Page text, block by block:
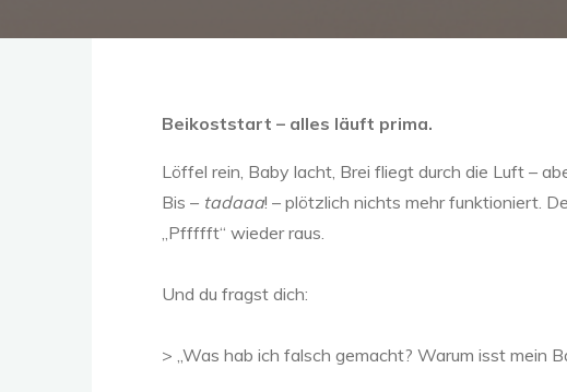
Beikoststart – alles läuft prima.
Löffel rein, Baby lacht, Brei fliegt durch die Luft –
Bis – tadaaa! – plötzlich nichts mehr funktioniert.
„Pffffft“ wieder raus.
Und du fragst dich:
> „Was hab ich falsch gemacht? Warum isst mein